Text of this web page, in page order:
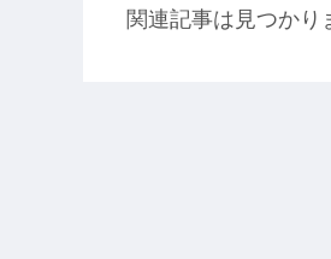
関連記事は見つかり